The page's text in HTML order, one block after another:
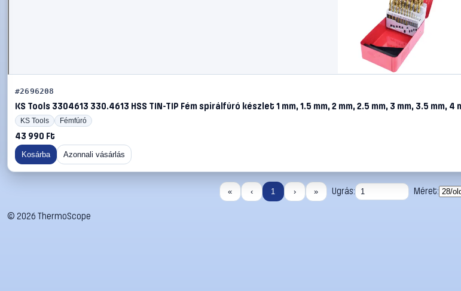
#2696208
KS Tools 3304613 330.4613 HSS TIN-TIP Fém spirálfúró készlet 1 mm, 1.5 mm, 2 mm, 2.5 mm, 3 mm, 3.5 mm, 4
KS Tools Fémfúró
43 990 Ft
Kosárba Azonnali vásárlás
« ‹ 1 › » Ugrás: Méret:
© 2026 ThermoScope